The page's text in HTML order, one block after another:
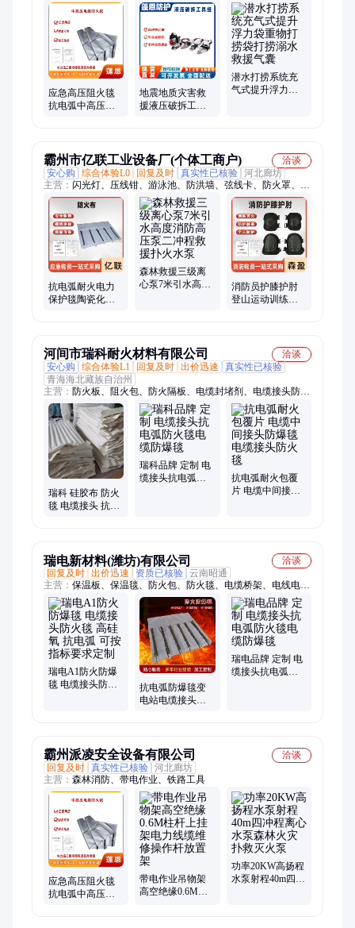
应急高压阻火毯
抗电弧中高压电
地震地质灾害救
援液压破拆工具
潜水打捞系统充
气式提升浮力袋
霸州市亿联工业设备厂(个体工商户)
洽谈
安心购
综合体验L0 回复及时 真实性已核验 河北廊坊
主营： 闪光灯、压线钳、游泳池、防洪墙、弦线卡、防火罩、双
肩包、液压钳、配电箱、挡鼠板、测量仪、检测尺、锂电池、软
梯绳、铁丝线、保护钩、顶挡板、防鼠板、引流线、绝缘毯、无
齿锯、传输泵、导线管、防护垫、锁线钳
抗电弧耐火电力
保护毯陶瓷化硅
森林救援三级离
心泵7米引水高度
消防员护膝护肘
登山运动训练护
河间市瑞科耐火材料有限公司
洽谈
安心购
综合体验L1 回复及时 出价迅速
真实性已核验
青海海北藏族自治州
主营： 防火板、阻火包、防火隔板、电缆封堵剂、电缆接头防火
毯、防火毯、电缆槽盒、电缆防爆盒、电缆接头包覆片、防火材
料、防火金属板、防火泥、防凝露、防潮封堵剂、灭火毯、防火
涂料、阻火模块、防火包带、防火密封胶、防火布、三防布、防
爆毯、金属防火板
瑞科 硅胶布 防火
毯 电缆接头 抗电
瑞科品牌 定制 电
缆接头抗电弧防
抗电弧耐火包覆
片 电缆中间接头
瑞电新材料(潍坊)有限公司
洽谈
回复及时 出价迅速 资质已核验 云南昭通
主营： 保温板、保温毯、防火包、防火毯、电缆桥架、电线电
缆、电缆接头、涂层板、防爆毯、复合板、开关柜、防堵剂、阻
火板、防凝露、密封剂、脱模剂、灭火毯、防火板、包覆片、阻
火包、封堵剂、封堵板、异形包、防火芯材、绝缘喷剂
瑞电A1防火防爆
毯 电缆接头防火
抗电弧防爆毯变
电站电缆接头防
瑞电品牌 定制 电
缆接头抗电弧防
霸州派凌安全设备有限公司
洽谈
回复及时 真实性已核验 河北廊坊
主营： 森林消防、带电作业、铁路工具
应急高压阻火毯
抗电弧中高压电
带电作业吊物架
高空绝缘0.6M柱
功率20KW高扬程
水泵射程40m四冲